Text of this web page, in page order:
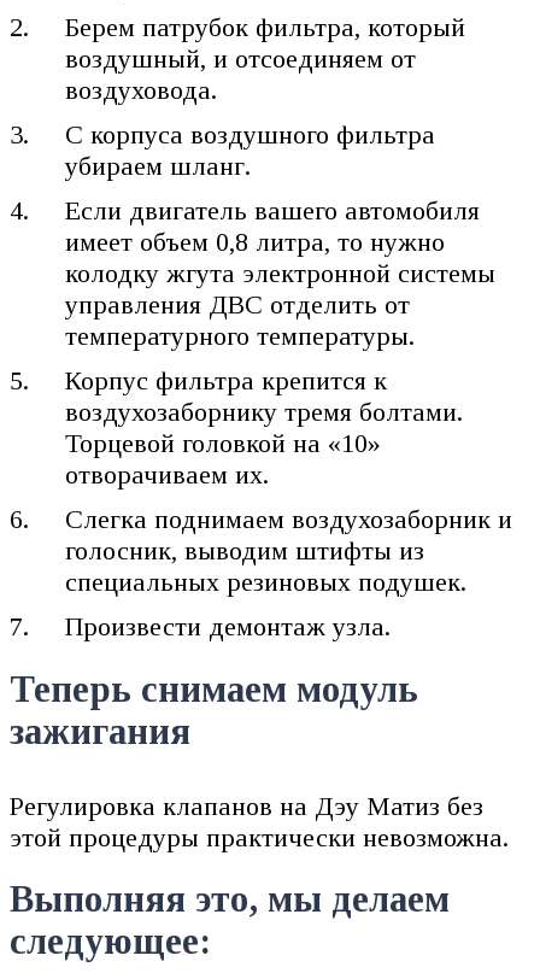
Берем патрубок фильтра, который
воздушный, и отсоединяем от
воздуховода.
С корпуса воздушного фильтра
убираем шланг.
Если двигатель вашего автомобиля
имеет объем 0,8 литра, то нужно
колодку жгута электронной системы
управления ДВС отделить от
температурного температуры.
Корпус фильтра крепится к
воздухозаборнику тремя болтами.
Торцевой головкой на «10»
отворачиваем их.
Слегка поднимаем воздухозаборник и
голосник, выводим штифты из
специальных резиновых подушек.
Произвести демонтаж узла.
Теперь снимаем модуль
зажигания
Регулировка клапанов на Дэу Матиз без
этой процедуры практически невозможна.
Выполняя это, мы делаем
следующее: